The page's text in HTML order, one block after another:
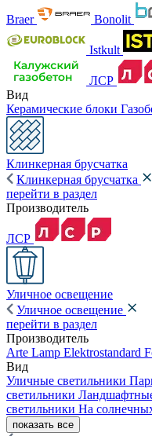
Braer Bonolit
Istkult
ЛСР
Вид
Керамические блоки
Клинкерная брусчатка
Клинкерная брусчатка
перейти в раздел
Производитель
ЛСР
Уличное освещение
Уличное освещение
перейти в раздел
Производитель
Arte Lamp Elektrostandard
Вид
Уличные светильники
светильники
светильники На
показать все